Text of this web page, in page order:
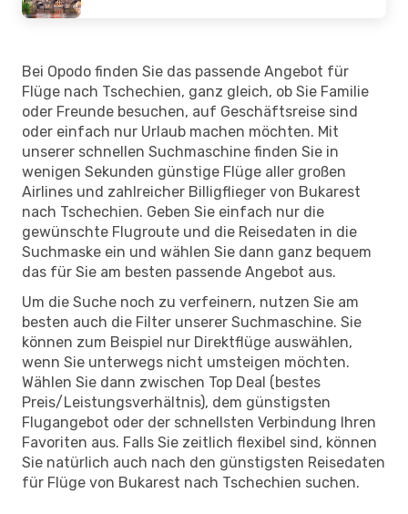
Bei Opodo finden Sie das passende Angebot für
Flüge nach Tschechien, ganz gleich, ob Sie Familie
oder Freunde besuchen, auf Geschäftsreise sind
oder einfach nur Urlaub machen möchten. Mit
unserer schnellen Suchmaschine finden Sie in
wenigen Sekunden günstige Flüge aller großen
Airlines und zahlreicher Billigflieger von Bukarest
nach Tschechien. Geben Sie einfach nur die
gewünschte Flugroute und die Reisedaten in die
Suchmaske ein und wählen Sie dann ganz bequem
das für Sie am besten passende Angebot aus.
Um die Suche noch zu verfeinern, nutzen Sie am
besten auch die Filter unserer Suchmaschine. Sie
können zum Beispiel nur Direktflüge auswählen,
wenn Sie unterwegs nicht umsteigen möchten.
Wählen Sie dann zwischen Top Deal (bestes
Preis/Leistungsverhältnis), dem günstigsten
Flugangebot oder der schnellsten Verbindung Ihren
Favoriten aus. Falls Sie zeitlich flexibel sind, können
Sie natürlich auch nach den günstigsten Reisedaten
für Flüge von Bukarest nach Tschechien suchen.